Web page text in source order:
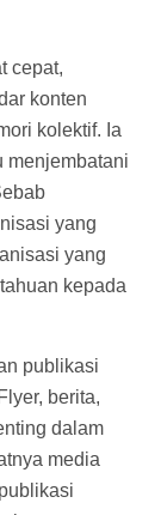
cepat,
konten
kolektif. Ia
menjembatani
yang
yang
kepada
publikasi
berita,
dalam
media